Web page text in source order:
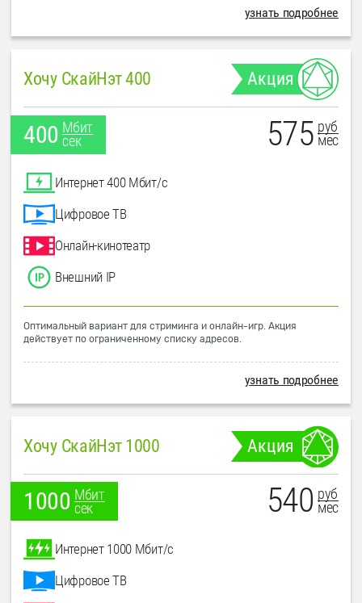
узнать подробнее
Хочу СкайНэт 400 Акция
400 Мбит
сек
575 руб
мес
Интернет 400 Мбит/с
Цифровое ТВ
Онлайн-кинотеатр
Внешний IP
Оптимальный вариант для стриминга и онлайн-игр. Акция
действует по ограниченному списку адресов.
узнать подробнее
Хочу СкайНэт 1000 Акция
1000 Мбит
сек
540 руб
мес
Интернет 1000 Мбит/с
Цифровое ТВ